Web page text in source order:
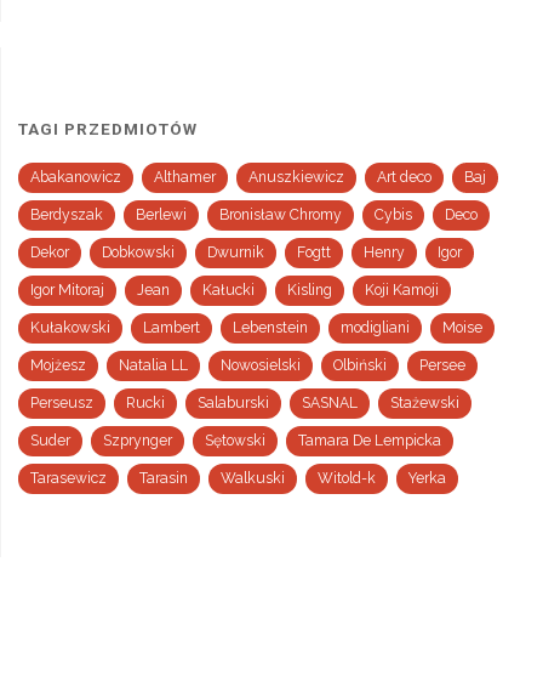
TAGI PRZEDMIOTÓW
Abakanowicz Althamer Anuszkiewicz Art deco Baj
Berdyszak Berlewi Bronisław Chromy Cybis Deco
Dekor Dobkowski Dwurnik Fogtt Henry Igor
Igor Mitoraj Jean Kałucki Kisling Koji Kamoji
Kułakowski Lambert Lebenstein modigliani Moise
Mojżesz Natalia LL Nowosielski Olbiński Persee
Perseusz Rucki Salaburski SASNAL Stażewski
Suder Szprynger Sętowski Tamara De Lempicka
Tarasewicz Tarasin Walkuski Witold-k Yerka